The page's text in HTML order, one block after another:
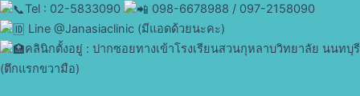
Tel : 02-5833090
098-6678988 / 097-2158090
Line @Janasiaclinic (มีแอดด้วยนะคะ)
คลินิกตั้งอยู่ : ปากซอยทางเข้าโรงเรียนสวนกุหลาบวิทยาลัย นนทบุรี
(ตึกแรกขวามือ)